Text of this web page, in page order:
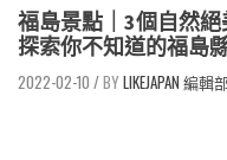
福島景點｜3個自然
探索你不知道的福島
2022-02-10 / LIKEJAPAN 編輯